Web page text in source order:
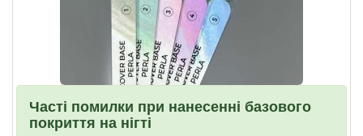
Часті помилки при нанесенні базового
покриття на нігті